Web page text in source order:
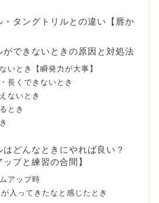
・タングトリルとの違い【唇か
ができないときの原因と対処法
いとき【瞬発力が大事】
長くできないとき
ないとき
とき
はどんなときにやれば良い？
ップと練習の合間】
アップ時
入ってきたなと感じたとき